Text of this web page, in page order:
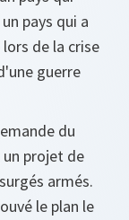
pays qui a
de la crise
guerre
du
un projet de
armés.
le plan le